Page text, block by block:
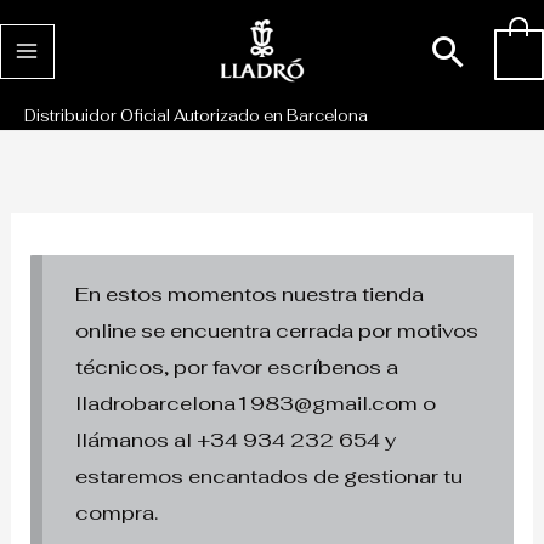
al
Distribuidor Oficial Autorizado en Barcelona
En estos momentos nuestra tienda
online se encuentra cerrada por motivos
técnicos, por favor escríbenos a
lladrobarcelona1983@gmail.com o
llámanos al +34 934 232 654 y
estaremos encantados de gestionar tu
compra.